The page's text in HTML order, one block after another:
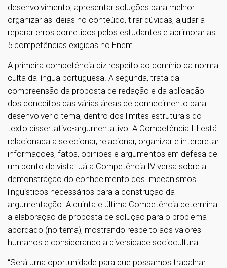
desenvolvimento, apresentar soluções para melhor
organizar as ideias no conteúdo, tirar dúvidas, ajudar a
reparar erros cometidos pelos estudantes e aprimorar as
5 competências exigidas no Enem.
A primeira competência diz respeito ao domínio da norma
culta da língua portuguesa. A segunda, trata da
compreensão da proposta de redação e da aplicação
dos conceitos das várias áreas de conhecimento para
desenvolver o tema, dentro dos limites estruturais do
texto dissertativo-argumentativo. A Competência III está
relacionada a selecionar, relacionar, organizar e interpretar
informações, fatos, opiniões e argumentos em defesa de
um ponto de vista. Já a Competência IV versa sobre a
demonstração do conhecimento dos mecanismos
linguísticos necessários para a construção da
argumentação. A quinta e última Competência determina
a elaboração de proposta de solução para o problema
abordado (no tema), mostrando respeito aos valores
humanos e considerando a diversidade sociocultural.
“Será uma oportunidade para que possamos trabalhar